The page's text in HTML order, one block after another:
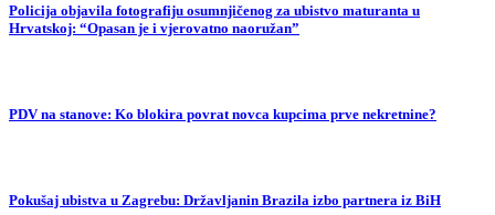
Policija objavila fotografiju osumnjičenog za ubistvo maturanta u
Hrvatskoj: “Opasan je i vjerovatno naoružan”
PDV na stanove: Ko blokira povrat novca kupcima prve nekretnine?
Pokušaj ubistva u Zagrebu: Državljanin Brazila izbo partnera iz BiH